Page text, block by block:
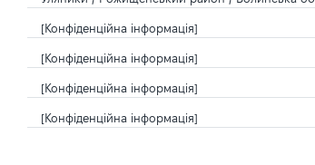
[Конфіденційна інформація]
[Конфіденційна інформація]
[Конфіденційна інформація]
[Конфіденційна інформація]